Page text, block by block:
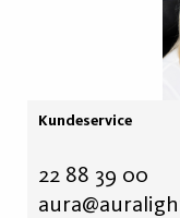
Kundeservice
22 88 39 00